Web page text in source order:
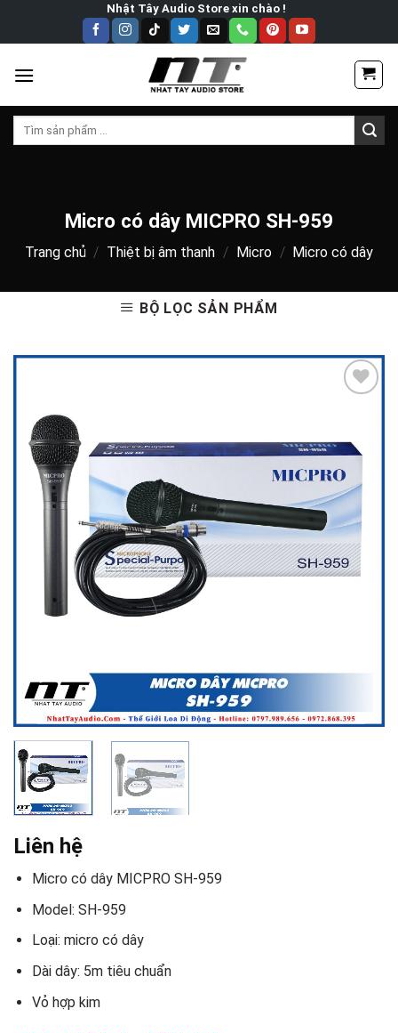
Nhật Tây Audio Store xin chào !
Tìm
Micro có dây MICPRO SH-959
Trang chủ / Thiệt bị âm thanh / Micro / Micro có dây
BỘ LỌC SẢN PHẨM
Add to
wishlist
Liên hệ
Micro có dây MICPRO SH-959
Model: SH-959
Loại: micro có dây
Dài dây: 5m tiêu chuẩn
Vỏ hợp kim